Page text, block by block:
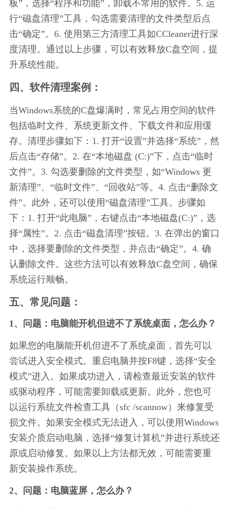
板”，选择“程序和功能”，卸载不常用的软件。5. 运
行“磁盘清理”工具，勾选需要清理的文件类型后点
击“确定”。6. 使用第三方清理工具如CCleaner进行深
度清理。通过以上步骤，可以有效释放C盘空间，提
升系统性能。
四、软件清理案例：
当Windows系统的C盘爆满时，常见占用空间的软件
包括临时文件、系统更新文件、下载文件和应用缓
存。清理步骤如下：1. 打开“设置”并选择“系统”，然
后点击“存储”。2. 在“本地磁盘 (C:)”下，点击“临时
文件”。3. 勾选要删除的文件类型，如“Windows 更
新清理”、“临时文件”、“回收站”等。4. 点击“删除文
件”。此外，还可以使用“磁盘清理”工具。步骤如
下：1. 打开“此电脑”，右键点击“本地磁盘(C:)”，选
择“属性”。2. 点击“磁盘清理”按钮。3. 在弹出的窗口
中，选择要删除的文件类型，并点击“确定”。4. 确
认删除文件。这些方法可以有效释放C盘空间，确保
系统运行顺畅。
五、常见问题：
1、问题：电脑能开机但进不了系统桌面，怎么办？
如果您的电脑能开机但进不了系统桌面，首先可以
尝试进入安全模式。重启电脑并按F8键，选择“安全
模式”进入。如果成功进入，请检查最近安装的软件
或驱动程序，可能需要卸载或更新。此外，您也可
以运行系统文件检查工具（sfc /scannow）来修复受
损文件。如果安全模式无法进入，可以使用Windows
安装介质启动电脑，选择“修复计算机”并进行系统还
原或启动修复。如果以上方法都无效，可能需要重
新安装操作系统。
2、问题：电脑蓝屏，怎么办？